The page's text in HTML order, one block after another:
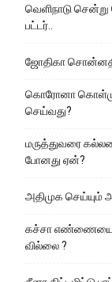
வெளிநாடு
பட்டர்..
ஜோதிகா
கொரோனா
செய்வது?
மருத்துவரை
போனது ஏன்?
அதிமுக
கச்சா எண்ணையை
வில்லை ?